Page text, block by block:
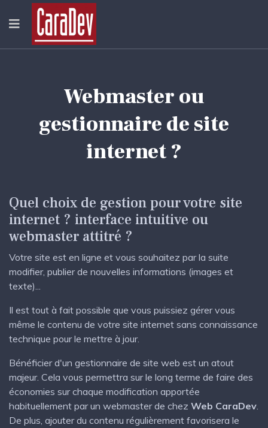
Webmaster ou
gestionnaire de site
internet ?
Quel choix de gestion pour votre site
internet ? interface intuitive ou
webmaster attitré ?
Votre site est en ligne et vous souhaitez par la suite
modifier, publier de nouvelles informations (images et
texte)...
Il est tout à fait possible que vous puissiez gérer vous
même le contenu de votre site internet sans connaissance
technique pour le mettre à jour.
Bénéficier d'un gestionnaire de site web est un atout
majeur. Cela vous permettra sur le long terme de faire des
économies sur chaque modification apportée
habituellement par un webmaster de chez Web CaraDev.
De plus, ajouter du contenu régulièrement favorisera le